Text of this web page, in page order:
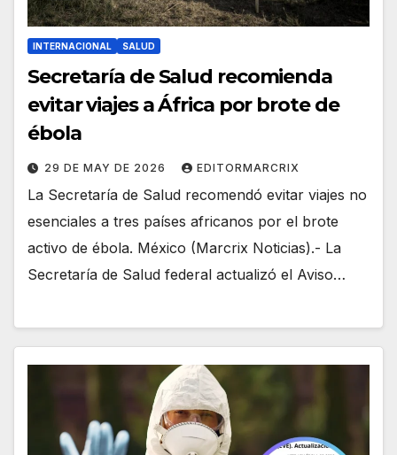
INTERNACIONAL SALUD
Secretaría de Salud recomienda
evitar viajes a África por brote de
ébola
29 DE MAY DE 2026 EDITORMARCRIX
La Secretaría de Salud recomendó evitar viajes no
esenciales a tres países africanos por el brote
activo de ébola. México (Marcrix Noticias).- La
Secretaría de Salud federal actualizó el Aviso…